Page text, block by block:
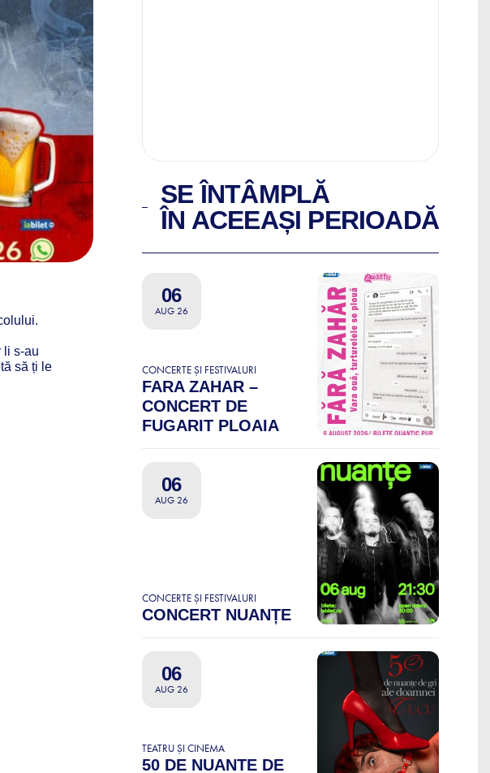
li s-au
să ți le
SE ÎNTÂMPLĂ
ÎN ACEEAȘI PERIOADĂ
06
AUG 26
CONCERTE ȘI FESTIVALURI
FARA ZAHAR –
CONCERT DE
FUGARIT PLOAIA
06
AUG 26
CONCERTE ȘI FESTIVALURI
CONCERT NUANȚE
06
AUG 26
TEATRU ȘI CINEMA
50 DE NUANTE DE